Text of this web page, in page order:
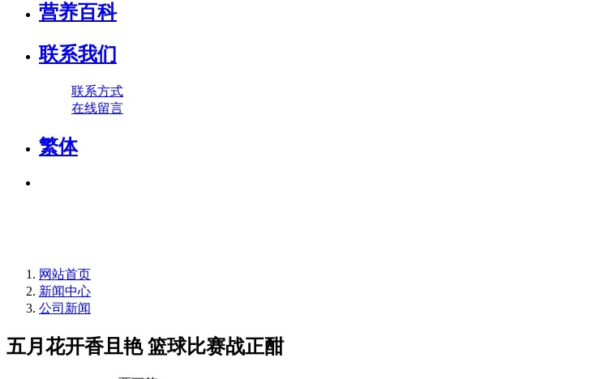
营养百科
联系我们
联系方式
在线留言
繁体
网站首页
新闻中心
公司新闻
五月花开香且艳 篮球比赛战正酣